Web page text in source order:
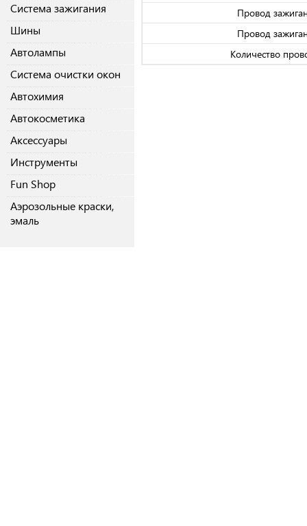
Система зажигания
Шины
Автолампы
Система очистки окон
Автохимия
Автокосметика
Аксессуары
Инструменты
Fun Shop
Аэрозольные краски,
эмаль
Провод
Провод
Количество